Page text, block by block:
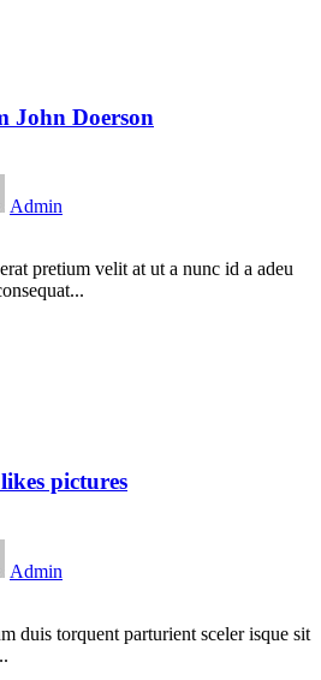
John Doerson
Admin
pretium velit at ut a nunc id a adeu
pictures
Admin
duis torquent parturient sceler isque sit